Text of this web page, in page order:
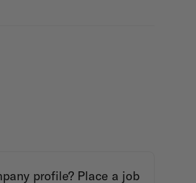
profile? Place a job